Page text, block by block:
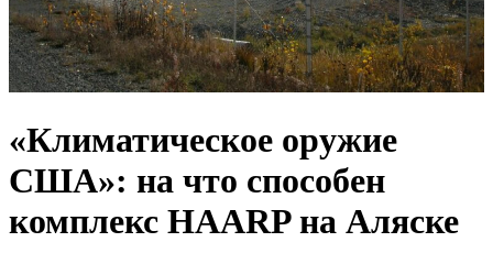
«Климатическое оружие
США»: на что способен
комплекс HAARP на Аляске